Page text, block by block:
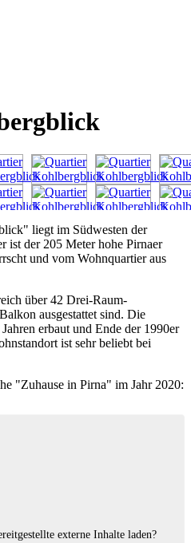
liegt im Südwesten der
ist der 205 Meter hohe Pirnaer
und vom Wohnquartier aus
über 42 Drei-Raum-
ausgestattet sind. Die
erbaut und Ende der 1990er
ist sehr beliebt bei
"Zuhause in Pirna" im Jahr 2020:
externe Inhalte laden?